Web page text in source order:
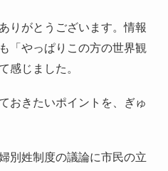
りがとうございます。情報
「やっぱりこの方の世界観
感じました。
おきたいポイントを、ぎゅ
別姓制度の議論に市民の立